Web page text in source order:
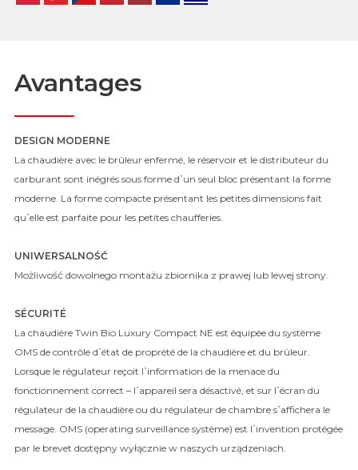
Avantages
DESIGN MODERNE
La chaudière avec le brûleur enfermé, le réservoir et le distributeur du
carburant sont inégrés sous forme d᾿un seul bloc présentant la forme
moderne. La forme compacte présentant les petites dimensions fait
qu᾿elle est parfaite pour les petites chaufferies.
UNIWERSALNOŚĆ
Możliwość dowolnego montażu zbiornika z prawej lub lewej strony.
SÉCURITÉ
La chaudière Twin Bio Luxury Compact NE est équipée du système
OMS de contrôle d᾿état de proprété de la chaudière et du brûleur.
Lorsque le régulateur reçoit l᾿information de la menace du
fonctionnement correct – l᾿appareil sera désactivé, et sur l᾿écran du
régulateur de la chaudière ou du régulateur de chambre s᾿affichera le
message. OMS (operating surveillance système) est l᾿invention protégée
par le brevet dostępny wyłącznie w naszych urządzeniach.